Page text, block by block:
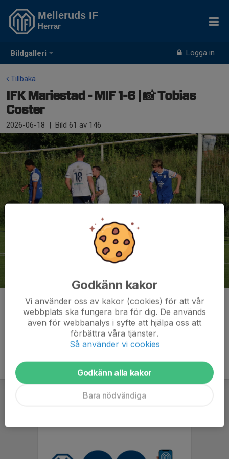
Bildgalleri Logga in
Melleruds IF
Herrar
Tillbaka
IFK Mariestad - MIF 1-6 | 📸 Tobias
Coster
2026-06-18 | Bild 61 av 146
Kommentarer
Godkänn kakor
Vi använder oss av kakor (cookies) för att vår
webbplats ska fungera bra för dig. De används
även för webbanalys i syfte att hjälpa oss att
förbättra våra tjänster.
Så använder vi cookies
Godkänn alla kakor
Bara nödvändiga